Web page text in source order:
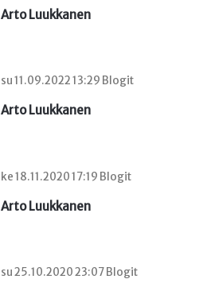
Arto Luukkanen
su 11.09.2022 13:29 Blogit
Arto Luukkanen
ke 18.11.2020 17:19 Blogit
Arto Luukkanen
su 25.10.2020 23:07 Blogit